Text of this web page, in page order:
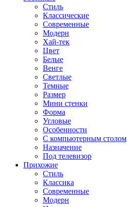
Стиль
Классические
Современные
Модерн
Хай-тек
Цвет
Белые
Венге
Светлые
Темные
Размер
Мини стенки
Форма
Угловые
Особенности
С компьютерным столом
Назначение
Под телевизор
Прихожие
Стиль
Классика
Современные
Модерн